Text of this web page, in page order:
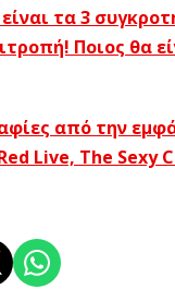
τα 3
Ποιος θα
από την
Live, The Sexy